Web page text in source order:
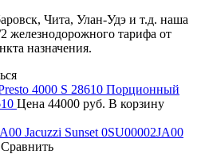
Чита, Улан-Удэ и т.д. наша
железнодорожного тарифа от
назначения.
Порционный
Цена 44000 руб. В корзину
Jacuzzi Sunset 0SU00002JA00
Сравнить